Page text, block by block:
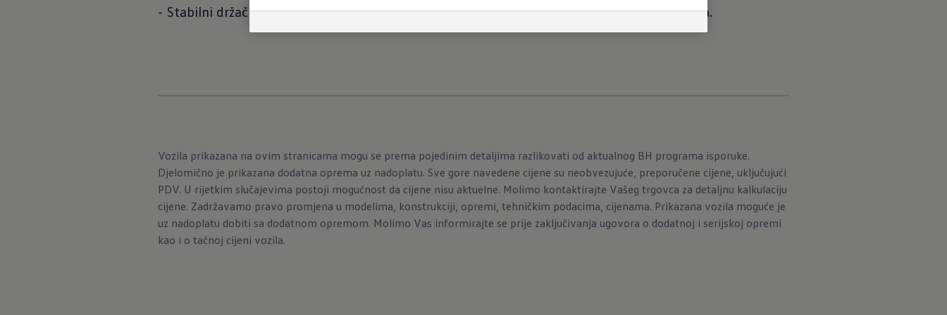
- Stabilni držači za čaše i police u vratima za boce za piće (1,5 l), fascikle i još mnogo toga. a.
Vozila prikazana na ovim stranicama mogu se prema pojedinim detaljima razlikovati od aktualnog BH programa isporuke.
Djelomično je prikazana dodatna oprema uz nadoplatu. Sve gore navedene cijene su neobvezujuće, preporučene cijene, uključujući
PDV. U rijetkim slučajevima postoji mogućnost da cijene nisu aktuelne. Molimo kontaktirajte Vašeg trgovca za detaljnu kalkulaciju
cijene. Zadržavamo pravo promjena u modelima, konstrukciji, opremi, tehničkim podacima, cijenama. Prikazana vozila moguće je
uz nadoplatu dobiti sa dodatnom opremom. Molimo Vas informirajte se prije zaključivanja ugovora o dodatnoj i serijskoj opremi
kao i o tačnoj cijeni vozila.